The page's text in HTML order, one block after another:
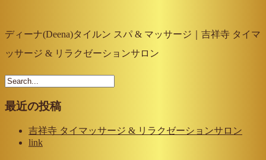
ディーナ(Deena)タイルン スパ & マッサージ｜吉祥寺 タイマ
ッサージ & リラクゼーションサロン
最近の投稿
吉祥寺 タイマッサージ & リラクゼーションサロン
link